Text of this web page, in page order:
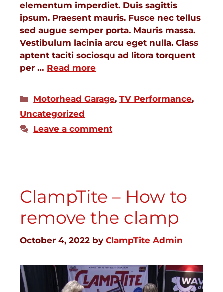
elementum imperdiet. Duis sagittis
ipsum. Praesent mauris. Fusce nec tellus
sed augue semper porta. Mauris massa.
Vestibulum lacinia arcu eget nulla. Class
aptent taciti sociosqu ad litora torquent
per … Read more
Motorhead Garage,TV Performance,
Uncategorized
Leave a comment
ClampTite – How to
remove the clamp
October 4, 2022 by ClampTite Admin